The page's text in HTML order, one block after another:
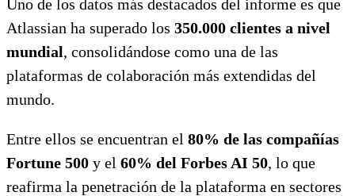
Uno de los datos más destacados del informe es que
Atlassian ha superado los 350.000 clientes a nivel
mundial, consolidándose como una de las
plataformas de colaboración más extendidas del
mundo.
Entre ellos se encuentran el 80% de las compañías
Fortune 500 y el 60% del Forbes AI 50, lo que
reafirma la penetración de la plataforma en sectores